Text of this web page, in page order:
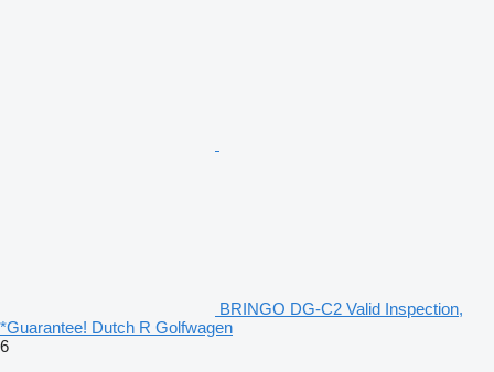
BRINGO DG-C2 Valid Inspection,
*Guarantee! Dutch R Golfwagen
6